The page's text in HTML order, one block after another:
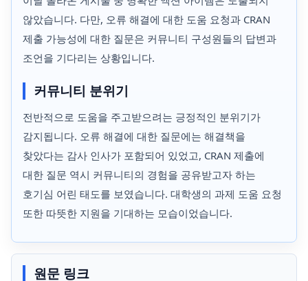
않았습니다. 다만, 오류 해결에 대한 도움 요청과 CRAN
제출 가능성에 대한 질문은 커뮤니티 구성원들의 답변과
조언을 기다리는 상황입니다.
커뮤니티 분위기
전반적으로 도움을 주고받으려는 긍정적인 분위기가
감지됩니다. 오류 해결에 대한 질문에는 해결책을
찾았다는 감사 인사가 포함되어 있었고, CRAN 제출에
대한 질문 역시 커뮤니티의 경험을 공유받고자 하는
호기심 어린 태도를 보였습니다. 대학생의 과제 도움 요청
또한 따뜻한 지원을 기대하는 모습이었습니다.
원문 링크